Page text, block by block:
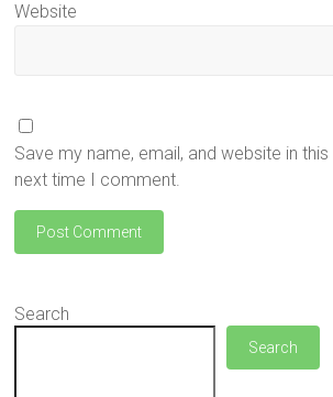
Website
Save my name, email, and website in
next time I comment.
Search
Search